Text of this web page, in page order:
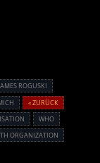
JAMES ROGUSKI
« ZURÜCK
WHO
ORGANIZATION